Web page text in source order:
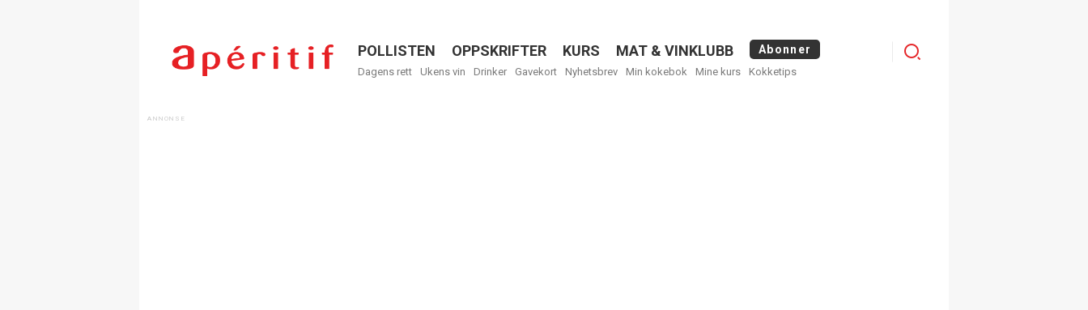
Menu
POLLISTEN OPPSKRIFTER KURS MAT & VINKLUBB Abonner
Dagens rett Ukens vin Drinker Gavekort Nyhetsbrev Min kokebok Mine kurs Kokketips
Menu